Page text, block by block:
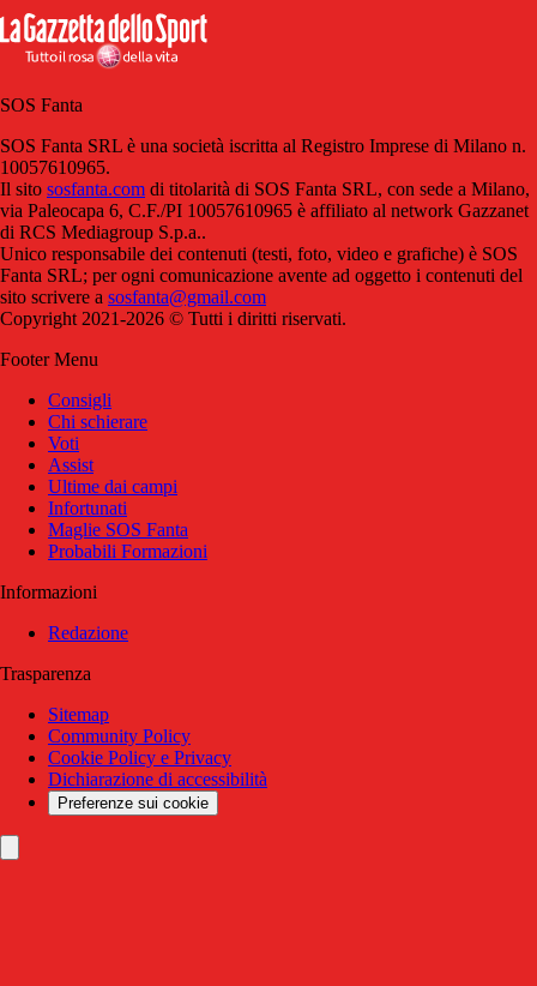
SOS Fanta
SOS Fanta SRL è una società iscritta al Registro Imprese di Milano n.
10057610965.
Il sito sosfanta.com di titolarità di SOS Fanta SRL, con sede a Milano,
via Paleocapa 6, C.F./PI 10057610965 è affiliato al network Gazzanet
di RCS Mediagroup S.p.a..
Unico responsabile dei contenuti (testi, foto, video e grafiche) è SOS
Fanta SRL; per ogni comunicazione avente ad oggetto i contenuti del
sito scrivere a sosfanta@gmail.com
Copyright 2021-2026 © Tutti i diritti riservati.
Footer Menu
Consigli
Chi schierare
Voti
Assist
Ultime dai campi
Infortunati
Maglie SOS Fanta
Probabili Formazioni
Informazioni
Redazione
Trasparenza
Sitemap
Community Policy
Cookie Policy e Privacy
Dichiarazione di accessibilità
Preferenze sui cookie